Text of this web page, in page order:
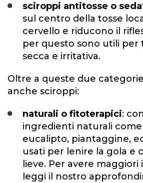
sciroppi antitosse o
sul centro della tosse
cervello e riducono il
per questo sono utili per
secca e irritativa.
Oltre a queste due
anche sciroppi:
naturali o fitoterapici:
ingredienti naturali
eucalipto, piantaggine,
usati per lenire la gola e
lieve. Per avere
leggi il nostro